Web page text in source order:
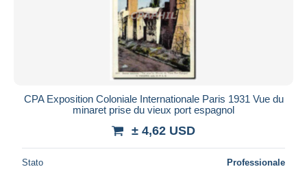
CPA Exposition Coloniale Internationale Paris 1931 Vue du
minaret prise du vieux port espagnol
± 4,62 USD
Stato Professionale